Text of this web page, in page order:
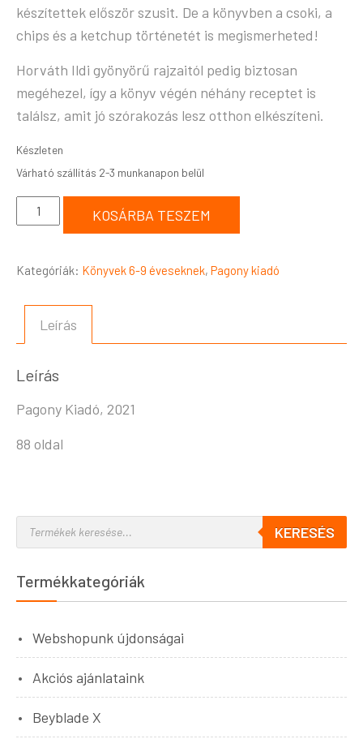
készítettek először szusit. De a könyvben a csoki, a
chips és a ketchup történetét is megismerheted!
Horváth Ildi gyönyörű rajzaitól pedig biztosan
megéhezel, így a könyv végén néhány receptet is
találsz, amit jó szórakozás lesz otthon elkészíteni.
Készleten
KOSÁRBA TESZEM
Kategóriák: Könyvek 6-9 éveseknek, Pagony kiadó
Leírás
Leírás
Pagony Kiadó, 2021
88 oldal
KERESÉS
Termékkategóriák
Webshopunk újdonságai
Akciós ajánlataink
Beyblade X